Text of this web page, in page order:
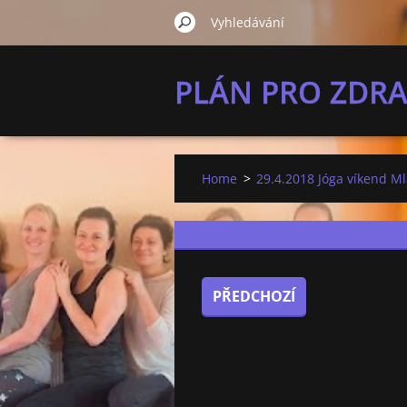
PLÁN PRO
Home > 29.4.2018 Jóga víkend
PŘEDCHOZÍ